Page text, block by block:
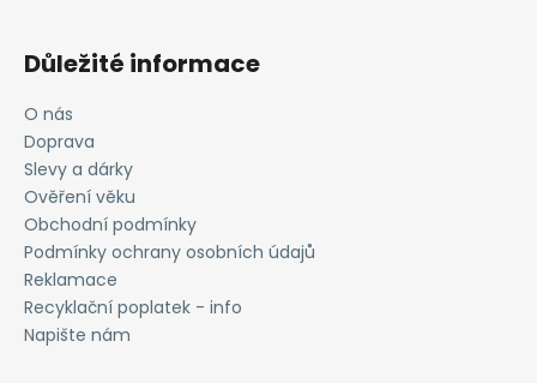
Důležité informace
O nás
Doprava
Slevy a dárky
Ověření věku
Obchodní podmínky
Podmínky ochrany osobních údajů
Reklamace
Recyklační poplatek - info
Napište nám